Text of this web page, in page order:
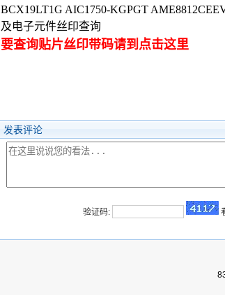
BCX19LT1G AIC1750-KGPGT
及电子元件丝印查询
要查询贴片丝印带码请到点击这里
发表评论
验证码: